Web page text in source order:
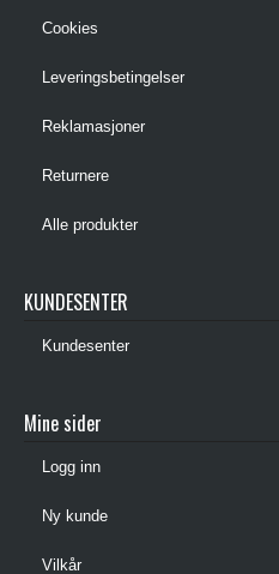
Cookies
Leveringsbetingelser
Reklamasjoner
Returnere
Alle produkter
KUNDESENTER
Kundesenter
Mine sider
Logg inn
Ny kunde
Vilkår